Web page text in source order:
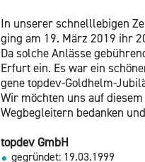
In un­se­rer schnell­le­bi­gen
ging am 19. März 2019 ihr
Da sol­che An­läs­se
Er­furt ein. Es war ein
ge­ne top­dev-Gold­helm-
Wir möch­ten uns auf
Weg­be­glei­tern be­dan­ken
top­dev GmbH
ge­grün­det: 19.03.1999